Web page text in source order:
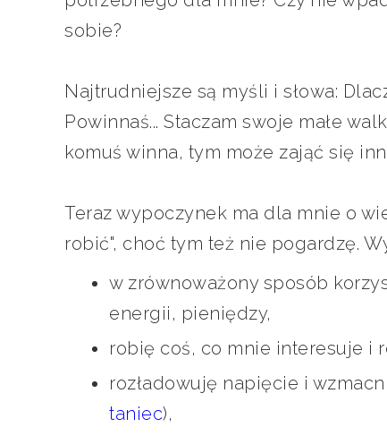
sobie?
Najtrudniejsze są myśli i słowa:
Powinnaś... Staczam swoje małe
komuś winna, tym może zająć się
Teraz wypoczynek ma dla mnie o
robić", choć tym też nie pogardzę.
w zrównoważony sposób
energii, pieniędzy,
robię coś, co mnie interesuje i
rozładowuję napięcie i
taniec),